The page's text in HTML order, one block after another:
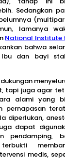
Sedangkan
lamanya
National Institute
bahwa
dan bayi
tapi juga agar
alami yang
pernapasan
diperlukan,
dapat
pendamping,
medis,